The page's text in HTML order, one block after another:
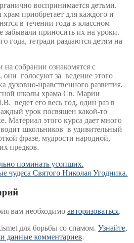
воспринимается детьми.
приобретает для каждого и
в течении года в классном
забывали приносить их на уроки.
года, тетради раздаются детям на
на собрании ознакомятся с
они голосуют за ведение этого
духовно-нравственного развития.
школы храма Св. Марии
ведет его весь год, один раз в
урок посвящен какой-то
Материал этого курса дает много
школьников в удивительный
фразе, мудрости народной,
предков.
поминать усопших.
чудеса Святого Николая Угодника.
вам необходимо авторизоваться.
для борьбы со спамом. Узнайте,
данные комментариев.